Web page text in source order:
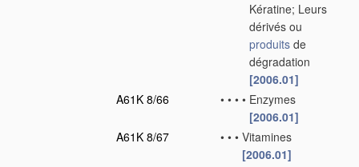
Kératine; Leurs
dérivés ou
produits de
dégradation
[2006.01]
A61K 8/66
• • • • Enzymes
[2006.01]
A61K 8/67
• • • Vitamines
[2006.01]